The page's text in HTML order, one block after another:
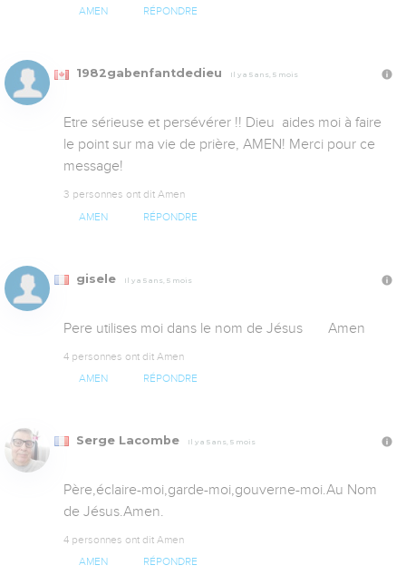
AMEN RÉPONDRE
1982gabenfantdedieu Il y a 5 ans, 5 mois
Etre sérieuse et persévérer !! Dieu  aides moi à faire
le point sur ma vie de prière, AMEN! Merci pour ce
message!
3 personnes ont dit Amen
AMEN RÉPONDRE
gisele Il y a 5 ans, 5 mois
Pere utilises moi dans le nom de Jésus       Amen
4 personnes ont dit Amen
AMEN RÉPONDRE
Serge Lacombe Il y a 5 ans, 5 mois
Père,éclaire-moi,garde-moi,gouverne-moi.Au Nom
de Jésus.Amen.
4 personnes ont dit Amen
AMEN RÉPONDRE